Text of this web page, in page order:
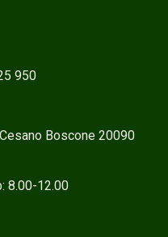
950
Boscone 20090
8.00-12.00